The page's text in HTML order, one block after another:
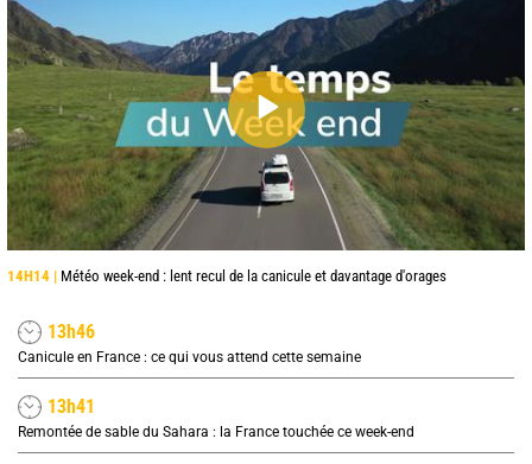
14H14 | Météo week-end : lent recul de la canicule et davantage d'orages
13h46
Canicule en France : ce qui vous attend cette semaine
13h41
Remontée de sable du Sahara : la France touchée ce week-end